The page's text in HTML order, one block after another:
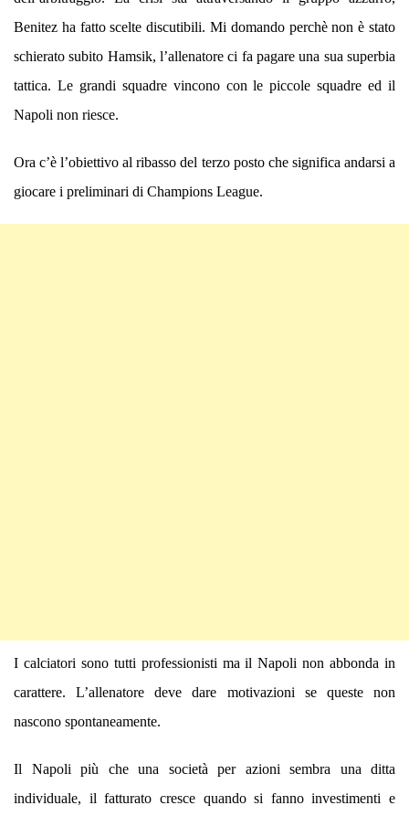
Benitez ha fatto scelte discutibili. Mi domando perchè non è stato
schierato subito Hamsik, l’allenatore ci fa pagare una sua superbia
tattica. Le grandi squadre vincono con le piccole squadre ed il
Napoli non riesce.
Ora c’è l’obiettivo al ribasso del terzo posto che significa andarsi a
giocare i preliminari di Champions League.
I calciatori sono tutti professionisti ma il Napoli non abbonda in
carattere. L’allenatore deve dare motivazioni se queste non
nascono spontaneamente.
Il Napoli più che una società per azioni sembra una ditta
individuale, il fatturato cresce quando si fanno investimenti e